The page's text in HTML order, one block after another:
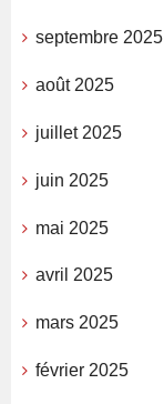
septembre 2025
août 2025
juillet 2025
juin 2025
mai 2025
avril 2025
mars 2025
février 2025